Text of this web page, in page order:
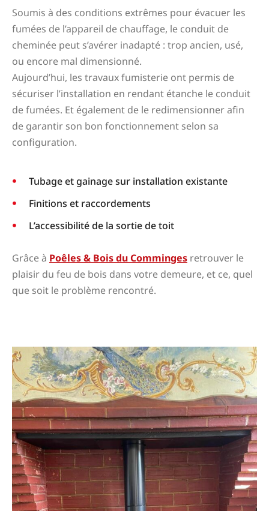
Soumis à des conditions extrêmes pour évacuer les
fumées de l’appareil de chauffage, le conduit de
cheminée peut s’avérer inadapté : trop ancien, usé,
ou encore mal dimensionné.
Aujourd’hui, les travaux fumisterie ont permis de
sécuriser l’installation en rendant étanche le conduit
de fumées. Et également de le redimensionner afin
de garantir son bon fonctionnement selon sa
configuration.
Tubage et gainage sur installation existante
Finitions et raccordements
L’accessibilité de la sortie de toit
Grâce à Poêles & Bois du Comminges retrouver le
plaisir du feu de bois dans votre demeure, et ce, quel
que soit le problème rencontré.